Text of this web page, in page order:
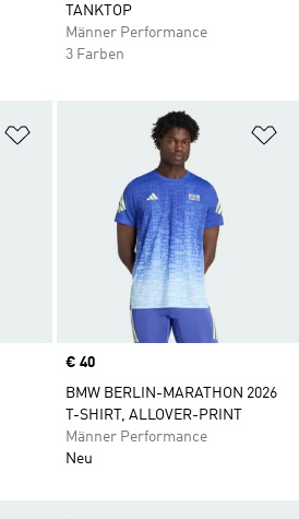
TANKTOP
Männer Performance
3 Farben
Zur Wunschliste hinzufügen
Price
€ 40
BMW BERLIN-MARATHON 2026
T-SHIRT, ALLOVER-PRINT
Männer Performance
Neu